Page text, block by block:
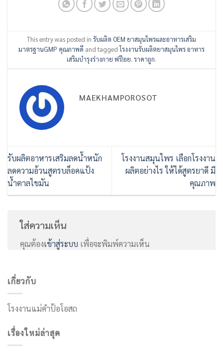
This entry was posted in รับผลิต OEM ยาสมุนไพรและอาหารเสริม
มาตรฐานGMP คุณภาพดี and taggedโรงงานรับผลิตยาสมุนไพร อาหาร
เสริมบำรุงร่างกาย ฟรี!อย. ราคาถูก.
MAEKHAMPOROSOT
รับผลิตอาหารเสริมลดน้ำหนัก
ลดความอ้วนสูตรบล็อคแป้ง
น้ำตาลไขมัน
โรงงานสมุนไพร เลือกโรงงาน
ผลิตอย่างไร ให้ได้สูตรยาดี มี
คุณภาพ
ใส่ความเห็น
คุณต้องเข้าสู่ระบบ เพื่อจะพิมพ์ความเห็น
เกี่ยวกับ
โรงงานแม่คำป้อโอสถ
เรื่องใหม่ล่าสุด